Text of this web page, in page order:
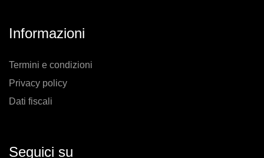
Informazioni
Termini e condizioni
Privacy policy
Dati fiscali
Seguici su